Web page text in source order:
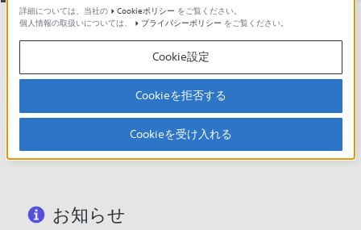
製品に関する重要なお知らせ
お知らせ
製品に関する重要なお知らせ
重要なお知らせ一覧
お知らせ
詳細については、当社の
Cookieポリシー をご覧ください。
個人情報の取扱いについては、
プライバシーポリシー をご覧ください。
Cookie設定
Cookieを拒否する
Cookieを受け入れる